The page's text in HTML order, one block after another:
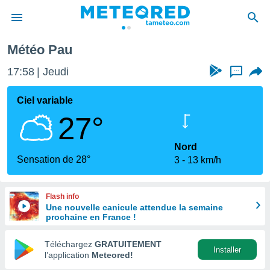
de
en
Météo Pau
17:58 Jeudi ...
Ciel variable
27°
Sensation de 28°
Nord
3
13 km/h
Flash info
Une nouvelle canicule attendue la semaine
prochaine en France !
Téléchargez GRATUITEMENT
l’application Meteored!
Installer